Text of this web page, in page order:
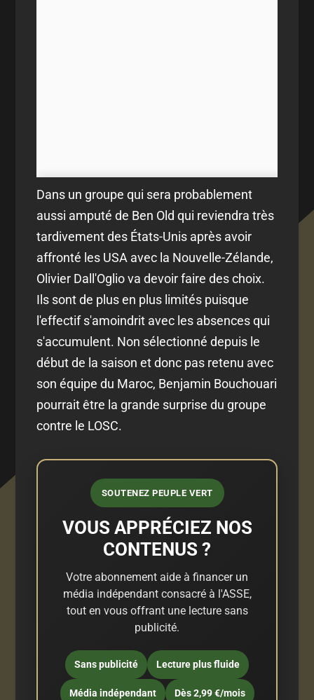
Dans un groupe qui sera probablement
aussi amputé de Ben Old qui reviendra très
tardivement des États-Unis après avoir
affronté les USA avec la Nouvelle-Zélande,
Olivier Dall'Oglio va devoir faire des choix.
Ils sont de plus en plus limités puisque
l'effectif s'amoindrit avec les absences qui
s'accumulent. Non sélectionné depuis le
début de la saison et donc pas retenu avec
son équipe du Maroc, Benjamin Bouchouari
pourrait être la grande surprise du groupe
contre le LOSC.
SOUTENEZ PEUPLE VERT
VOUS APPRÉCIEZ NOS
CONTENUS ?
Votre abonnement aide à financer un
média indépendant consacré à l'ASSE,
tout en vous offrant une lecture sans
publicité.
Sans publicité Lecture plus fluide
Média indépendant Dès 2,99 €/mois